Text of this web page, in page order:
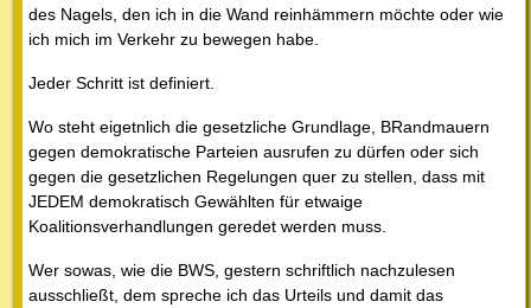
des Nagels, den ich in die Wand reinhämmern möchte oder wie
ich mich im Verkehr zu bewegen habe.
Jeder Schritt ist definiert.
Wo steht eigetnlich die gesetzliche Grundlage, BRandmauern
gegen demokratische Parteien ausrufen zu dürfen oder sich
gegen die gesetzlichen Regelungen quer zu stellen, dass mit
JEDEM demokratisch Gewählten für etwaige
Koalitionsverhandlungen geredet werden muss.
Wer sowas, wie die BWS, gestern schriftlich nachzulesen
ausschließt, dem spreche ich das Urteils und damit das